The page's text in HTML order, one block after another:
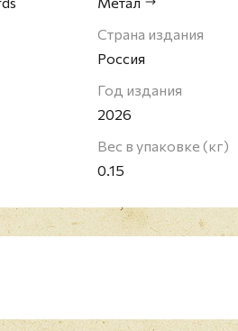
Страна издания
Россия
Год издания
2026
Вес в упаковке (кг)
0.15